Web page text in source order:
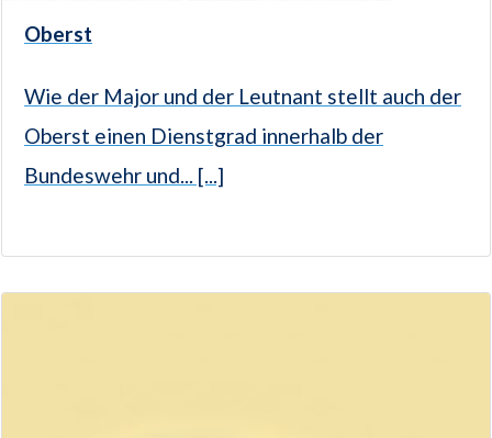
Oberst
Wie der Major und der Leutnant stellt auch der
Oberst einen Dienstgrad innerhalb der
Bundeswehr und... [...]